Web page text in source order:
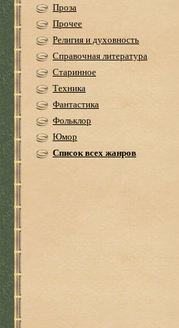
Проза
Прочее
Религия и духовность
Справочная литература
Старинное
Техника
Фантастика
Фольклор
Юмор
Список всех жанров